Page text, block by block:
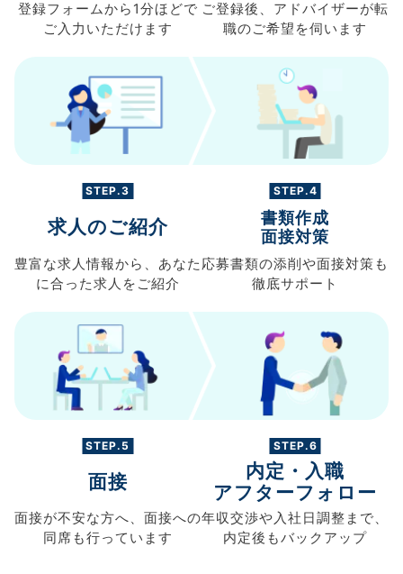
登録フォームから 1分ほどで
ご入力 いただけます
ご登録後、 アドバイザーが転
職のご希望を伺います
STEP.3
求人のご紹介
豊富な求人情報から、 あなた
に合った求人を ご紹介
STEP.4
書類作成
面接対策
応募書類の添削や面接対策も
徹底サポート
STEP.5
面接
面接が不安な方へ、 面接への
同席も行っています
STEP.6
内定・入職
アフターフォロー
年収交渉や入社日調整まで、
内定後もバックアップ